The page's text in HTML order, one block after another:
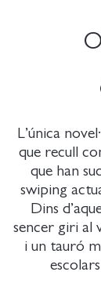
L’única
que recull
que han
swiping
Dins
sencer giri al
i un tauró